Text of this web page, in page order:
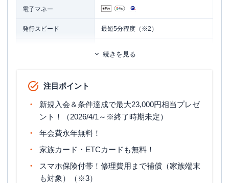
電子マネー
発行スピード 最短5分程度（※2）
家族カード
ETCカード発行期間 最短1週間
マイル還元率（最大）
旅行傷害保険 海外旅行傷害保険（利用付帯）
ポイント名
続きを見る
注目ポイント
新規入会＆条件達成で最大23,000円相当プレゼ
ント！（2026/4/1～※終了時期未定）
年会費永年無料！
家族カード・ETCカードも無料！
スマホ保険付帯！修理費用まで補償（家族端末
も対象）（※3）